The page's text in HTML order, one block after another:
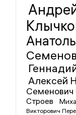
Алексей
Семенович
Строев
Викторович